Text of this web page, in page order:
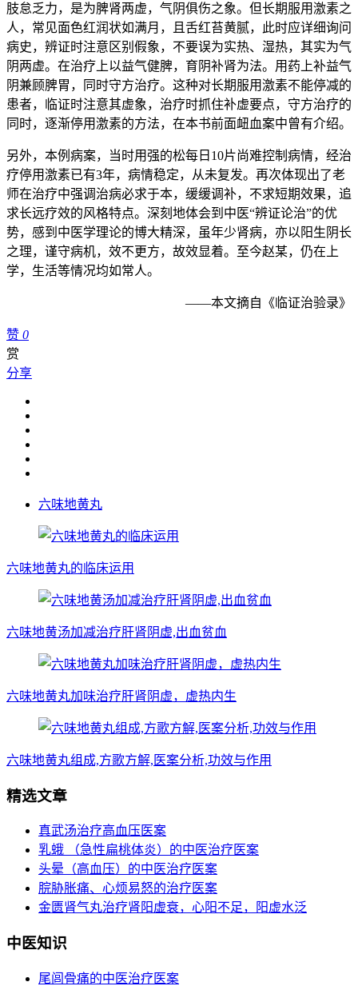
肢怠乏力，是为脾肾两虚，气阴俱伤之象。但长期服用激素之
人，常见面色红润状如满月，且舌红苔黄腻，此时应详细询问
病史，辨证时注意区别假象，不要误为实热、湿热，其实为气
阴两虚。在治疗上以益气健脾，育阴补肾为法。用药上补益气
阴兼顾脾胃，同时守方治疗。这种对长期服用激素不能停减的
患者，临证时注意其虚象，治疗时抓住补虚要点，守方治疗的
同时，逐渐停用激素的方法，在本书前面衄血案中曾有介绍。
另外，本例病案，当时用强的松每日10片尚难控制病情，经治
疗停用激素已有3年，病情稳定，从未复发。再次体现出了老
师在治疗中强调治病必求于本，缓缓调补，不求短期效果，追
求长远疗效的风格特点。深刻地体会到中医“辨证论治”的优
势，感到中医学理论的博大精深，虽年少肾病，亦以阳生阴长
之理，谨守病机，效不更方，故效显着。至今赵某，仍在上
学，生活等情况均如常人。
——本文摘自《临证治验录》
赞 0
赏
分享
六味地黄丸
六味地黄丸的临床运用
六味地黄汤加减治疗肝肾阴虚,出血贫血
六味地黄丸加味治疗肝肾阴虚，虚热内生
六味地黄丸组成,方歌方解,医案分析,功效与作用
精选文章
真武汤治疗高血压医案
乳蛾 （急性扁桃体炎）的中医治疗医案
头晕（高血压）的中医治疗医案
脘胁胀痛、心烦易怒的治疗医案
金匮肾气丸治疗肾阳虚衰，心阳不足，阳虚水泛
中医知识
尾闾骨痛的中医治疗医案